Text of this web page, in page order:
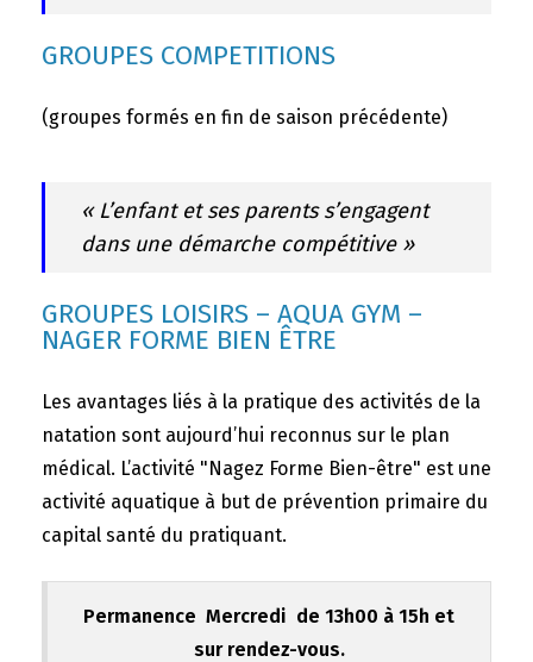
GROUPES COMPETITIONS
(groupes formés en fin de saison précédente)
« L’enfant et ses parents s’engagent
dans une démarche compétitive »
GROUPES LOISIRS – AQUA GYM –
NAGER FORME BIEN ÊTRE
Les avantages liés à la pratique des activités de la
natation sont aujourd’hui reconnus sur le plan
médical. L’activité "Nagez Forme Bien-être" est une
activité aquatique à but de prévention primaire du
capital santé du pratiquant.
Permanence Mercredi de 13h00 à 15h et
sur rendez-vous.